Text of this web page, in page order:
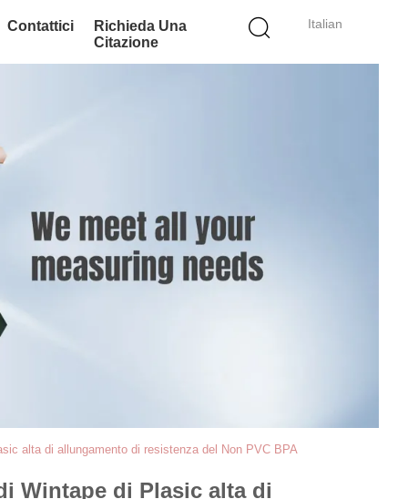
Italian
Contattici
Richieda Una
Citazione
alta di allungamento di resistenza del Non PVC BPA
Wintape di Plasic alta di